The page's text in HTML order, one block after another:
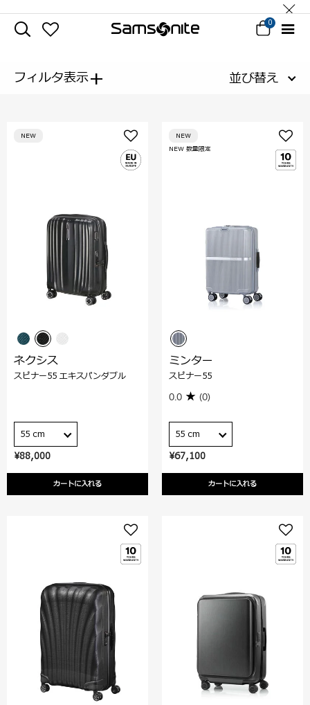
0
フィルタ表示+ 並び替え
¥88,000
カートに入れる
NEW
ネクシス
スピナー55 エキスパンダブル
55 cm
¥67,100
カートに入れる
NEW 数量限定
NEW
ミンター
スピナー55
0.0 (0)
55 cm